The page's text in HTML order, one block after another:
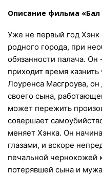
Описание фильма «Бал
Уже не первый год Хэнк
родного города, при
обязанности палача.
приходит время
Лоуренса Масгроува, он
своего сына,
может пережить
совершает
меняет Хэнка. Он
глазами, и вскоре
печальной чернокожей
потерявшей сына и